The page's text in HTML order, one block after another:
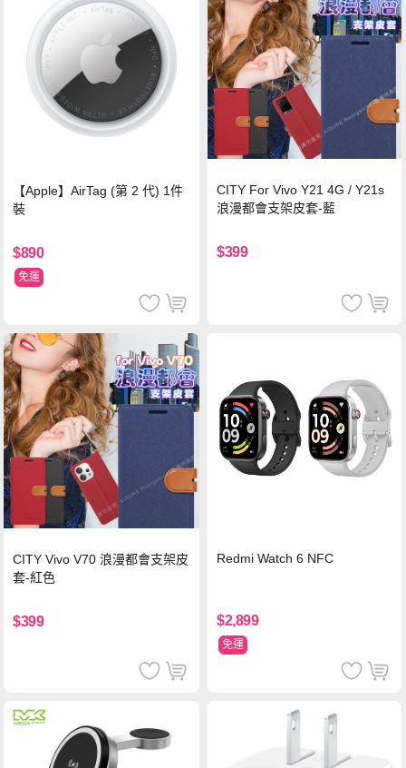
【Apple】AirTag (第 2 代) 1件
裝
$890
免運
CITY For Vivo Y21 4G / Y21s
浪漫都會支架皮套-藍
$399
CITY Vivo V70 浪漫都會支架皮
套-紅色
$399
Redmi Watch 6 NFC
$2,899
免運